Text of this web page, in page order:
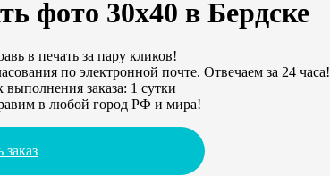
фото 30х40 в Бердске
в печать за пару кликов!
по электронной почте. Отвечаем за 24 часа!
выполнения заказа: 1 сутки
в любой город РФ и мира!
заказ